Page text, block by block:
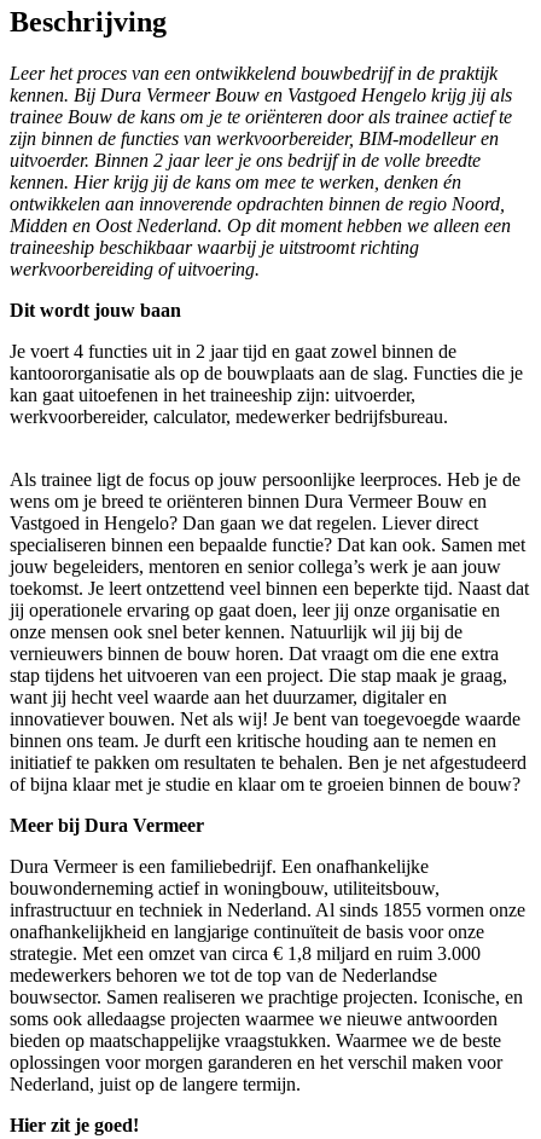
Beschrijving
Leer het proces van een ontwikkelend bouwbedrijf in de praktijk
kennen. Bij Dura Vermeer Bouw en Vastgoed Hengelo krijg jij als
trainee Bouw de kans om je te oriënteren door als trainee actief te
zijn binnen de functies van werkvoorbereider, BIM-modelleur en
uitvoerder. Binnen 2 jaar leer je ons bedrijf in de volle breedte
kennen. Hier krijg jij de kans om mee te werken, denken én
ontwikkelen aan innoverende opdrachten binnen de regio Noord,
Midden en Oost Nederland. Op dit moment hebben we alleen een
traineeship beschikbaar waarbij je uitstroomt richting
werkvoorbereiding of uitvoering.
Dit wordt jouw baan
Je voert 4 functies uit in 2 jaar tijd en gaat zowel binnen de
kantoororganisatie als op de bouwplaats aan de slag. Functies die je
kan gaat uitoefenen in het traineeship zijn: uitvoerder,
werkvoorbereider, calculator, medewerker bedrijfsbureau.
Als trainee ligt de focus op jouw persoonlijke leerproces. Heb je de
wens om je breed te oriënteren binnen Dura Vermeer Bouw en
Vastgoed in Hengelo? Dan gaan we dat regelen. Liever direct
specialiseren binnen een bepaalde functie? Dat kan ook. Samen met
jouw begeleiders, mentoren en senior collega’s werk je aan jouw
toekomst. Je leert ontzettend veel binnen een beperkte tijd. Naast dat
jij operationele ervaring op gaat doen, leer jij onze organisatie en
onze mensen ook snel beter kennen. Natuurlijk wil jij bij de
vernieuwers binnen de bouw horen. Dat vraagt om die ene extra
stap tijdens het uitvoeren van een project. Die stap maak je graag,
want jij hecht veel waarde aan het duurzamer, digitaler en
innovatiever bouwen. Net als wij! Je bent van toegevoegde waarde
binnen ons team. Je durft een kritische houding aan te nemen en
initiatief te pakken om resultaten te behalen. Ben je net afgestudeerd
of bijna klaar met je studie en klaar om te groeien binnen de bouw?
Meer bij Dura Vermeer
Dura Vermeer is een familiebedrijf. Een onafhankelijke
bouwonderneming actief in woningbouw, utiliteitsbouw,
infrastructuur en techniek in Nederland. Al sinds 1855 vormen onze
onafhankelijkheid en langjarige continuïteit de basis voor onze
strategie. Met een omzet van circa € 1,8 miljard en ruim 3.000
medewerkers behoren we tot de top van de Nederlandse
bouwsector. Samen realiseren we prachtige projecten. Iconische, en
soms ook alledaagse projecten waarmee we nieuwe antwoorden
bieden op maatschappelijke vraagstukken. Waarmee we de beste
oplossingen voor morgen garanderen en het verschil maken voor
Nederland, juist op de langere termijn.
Hier zit je goed!